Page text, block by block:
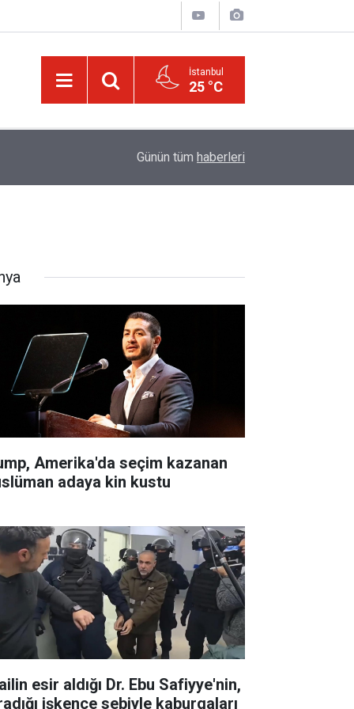
İstanbul
25 °C
Canlılar niye iki gözlü?
Günün tüm haberleri
Amerika'da seçim kazanan
adaya kin kustu
esir aldığı Dr. Ebu Safiyye'nin,
işkence sebiyle kaburgaları